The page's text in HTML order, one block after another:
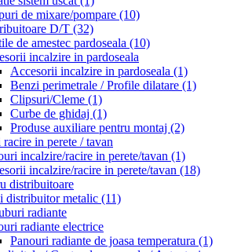
de mixare/pompare (10)
D/T (32)
de amestec pardoseala (10)
incalzire in pardoseala
Accesorii incalzire in pardoseala (1)
Benzi perimetrale / Profile dilatare (1)
Clipsuri/Cleme (1)
Curbe de ghidaj (1)
Produse auxiliare pentru montaj (2)
in perete / tavan
incalzire/racire in perete/tavan (1)
incalzire/racire in perete/tavan (18)
distribuitoare
distribuitor metalic (11)
radiante
radiante electrice
Panouri radiante de joasa temperatura (1)